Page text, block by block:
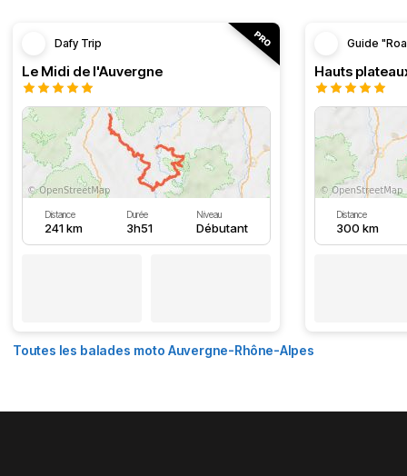
Dafy Trip
Le Midi de l'Auvergne
Distance
241 km
Durée
3h51
Niveau
Débutant
Guide
Hauts
Distance
300 km
Toutes les balades moto Auvergne-Rhône-Alpes